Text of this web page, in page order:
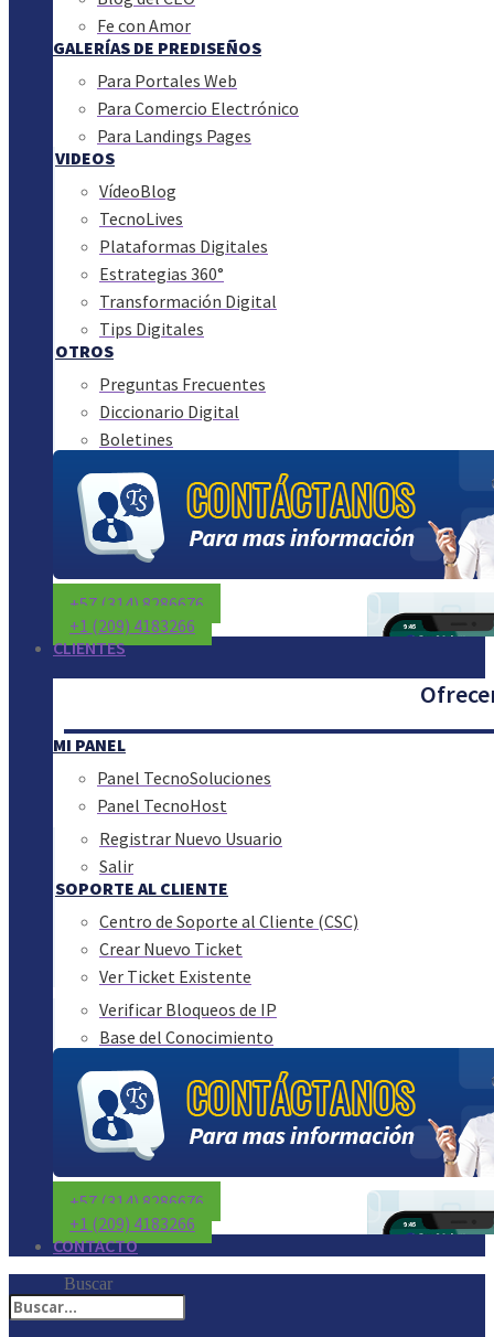
Fe con Amor
GALERÍAS DE PREDISEÑOS
Para Portales Web
Para Comercio Electrónico
Para Landings Pages
VIDEOS
VídeoBlog
TecnoLives
Plataformas Digitales
Estrategias 360°
Transformación Digital
Tips Digitales
OTROS
Preguntas Frecuentes
Diccionario Digital
Boletines
+57 (314) 8286676
+1 (209) 4183266
CLIENTES
MI PANEL
Panel TecnoSoluciones
Panel TecnoHost
Registrar Nuevo Usuario
Salir
SOPORTE AL CLIENTE
Centro de Soporte al Cliente (CSC)
Crear Nuevo Ticket
Ver Ticket Existente
Verificar Bloqueos de IP
Base del Conocimiento
+57 (314) 8286676
+1 (209) 4183266
CONTACTO
Buscar